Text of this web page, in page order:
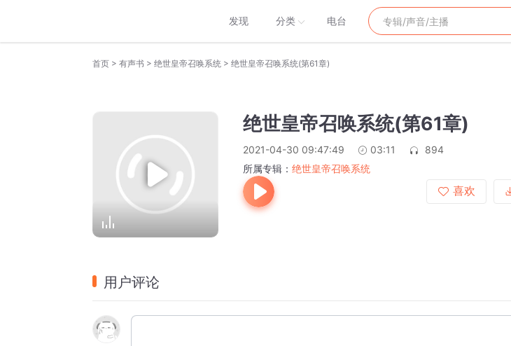
发现 分类 电台
首页 > 有声书 > 绝世皇帝召唤系统 > 绝世皇帝召唤系统(第61章)
绝世皇帝召唤系统(第61章)
2021-04-30 09:47:49 03:11
894
所属专辑： 绝世皇帝召唤系统
喜欢
用户评论